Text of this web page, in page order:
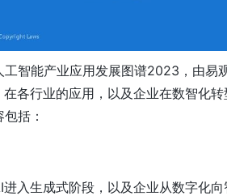
工智能产业应用发展图谱2023，由易
各行业的应用，以及企业在数智化
括：
进入生成式阶段，以及企业从数字化